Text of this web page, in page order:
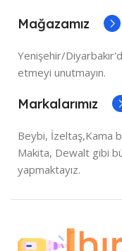
Mağazamız
Yenişehir/
etmeyi unutmayın.
Markalarımız
Beybi, İzeltaş,Kama
Makita, Dewalt gibi
yapmaktayız.